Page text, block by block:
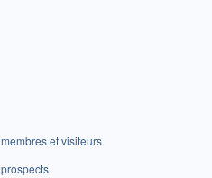
et visiteurs